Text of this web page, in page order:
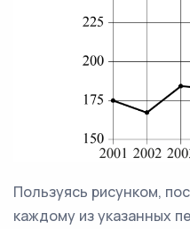
Пользуясь рисунком,
каждому из указанных